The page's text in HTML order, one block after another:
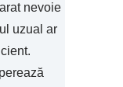
nevoie
uzual ar